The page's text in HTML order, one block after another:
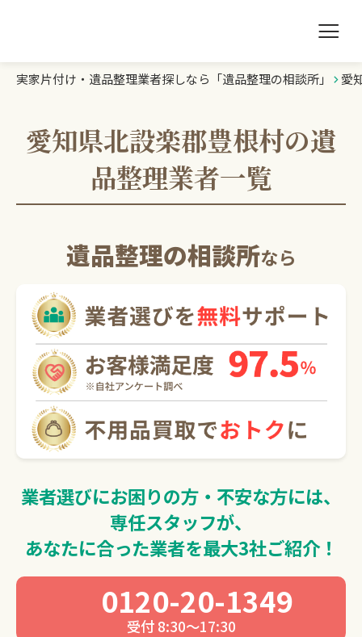
0120-20-1349
無料・24時間受付
Webで無料見積りする
遺品整理の相談所TOP
業者を探す
ランキング
お急ぎの方はこちら
実家片付け・遺品整理業者探しなら「遺品整理の相談所」 愛
愛知県北設楽郡豊根村の遺
品整理業者一覧
遺品整理の相談所なら
業者選びにお困りの方・不安な方には、
専任スタッフが、
あなたに合った業者を最大3社ご紹介！
0120-20-1349
受付 8:30～17:30